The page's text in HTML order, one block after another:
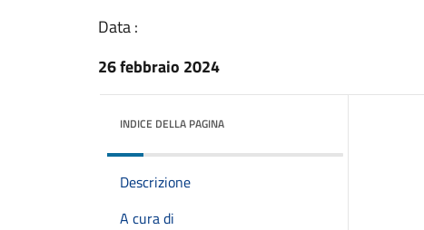
Data :
26 febbraio 2024
INDICE DELLA PAGINA
Descrizione
A cura di